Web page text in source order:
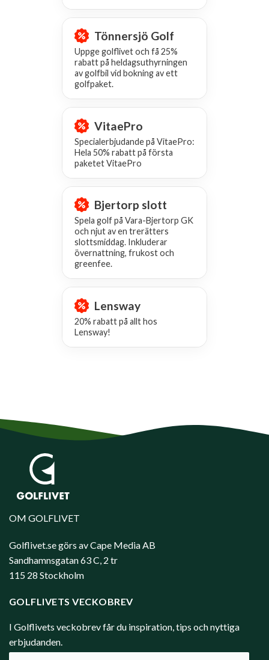
Tönnersjö Golf
Uppge golflivet och få 25%
rabatt på heldagsuthyrningen
av golfbil vid bokning av ett
golfpaket.
VitaePro
Specialerbjudande på VitaePro:
Hela 50% rabatt på första
paketet VitaePro
Bjertorp slott
Spela golf på Vara-Bjertorp GK
och njut av en trerätters
slottsmiddag. Inkluderar
övernattning, frukost och
greenfee.
Lensway
20% rabatt på allt hos
Lensway!
OM GOLFLIVET
Golflivet.se görs av Cape Media AB
Sandhamnsgatan 63 C, 2 tr
115 28 Stockholm
GOLFLIVETS VECKOBREV
I Golflivets veckobrev får du inspiration, tips och nyttiga
erbjudanden.